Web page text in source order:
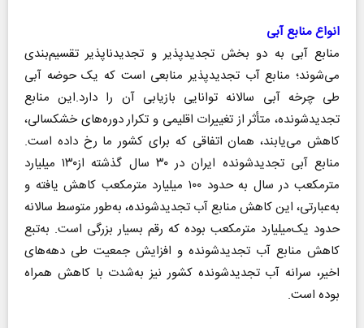
انواع منابع آبی
منابع آبی به دو بخش تجدیدپذیر و تجدیدناپذیر تقسیم‌بندی
می‌شوند؛ منابع آب تجدیدپذیر منابعی است که یک حوضه آبی
طی چرخه آبی سالانه توانایی بازیابی آن را دارد.این منابع
تجدیدشونده، متأثر از تغییرات اقلیمی و تکرار دوره‌های خشکسالی،
کاهش می‌یابند، همان اتفاقی که برای کشور ما رخ داده است.
منابع آبی تجدیدشونده ایران در ۳۰ سال گذشته از۱۳۰ میلیارد
مترمکعب در سال به حدود ۱۰۰ میلیارد مترمکعب کاهش یافته و
به‌عبارتی، این کاهش منابع آب تجدیدشونده، به‌طور متوسط سالانه
حدود یک‌میلیارد مترمکعب بوده که رقم بسیار بزرگی است. به‌تبع
کاهش منابع آب تجدیدشونده و افزایش جمعیت طی دهه‌های
اخیر، سرانه آب تجدیدشونده کشور نیز به‌شدت با کاهش همراه
بوده است.